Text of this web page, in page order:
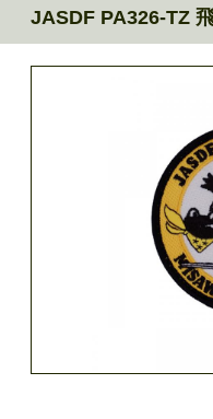
JASDF PA326-TZ